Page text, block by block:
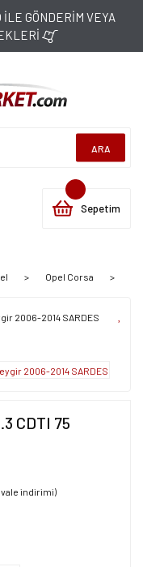
GÖNDERİM VEYA
ARA
Sepetim
Opel Corsa
CDTI 75
indirimi)